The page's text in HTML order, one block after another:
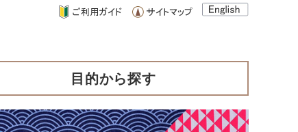
目的から探す